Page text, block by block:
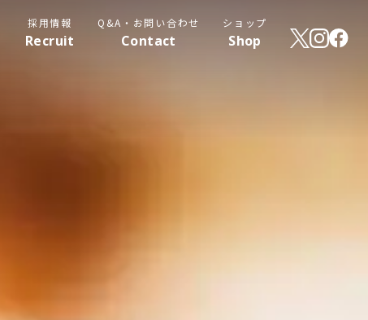
採用情報
Recruit
Q&A・お問い合わせ
Contact
ショップ
Shop